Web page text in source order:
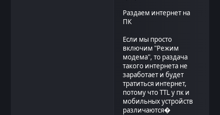
Раздаем интернет на
ПК
Если мы просто
включим "Режим
модема", то раздача
такого интернета не
заработает и будет
тратиться интернет,
потому что TTL у пк и
мобильных устройств
различаются�